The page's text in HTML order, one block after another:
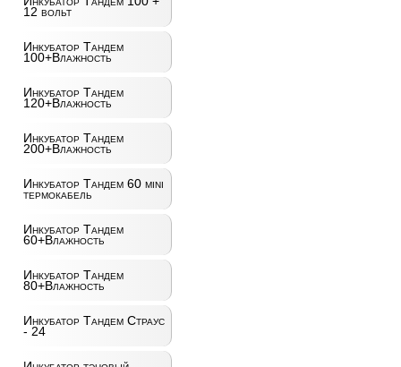
12 вольт
Инкубатор Тандем
100+Влажность
Инкубатор Тандем
120+Влажность
Инкубатор Тандем
200+Влажность
Инкубатор Тандем 60 mini
термокабель
Инкубатор Тандем
60+Влажность
Инкубатор Тандем
80+Влажность
Инкубатор Тандем Страус
- 24